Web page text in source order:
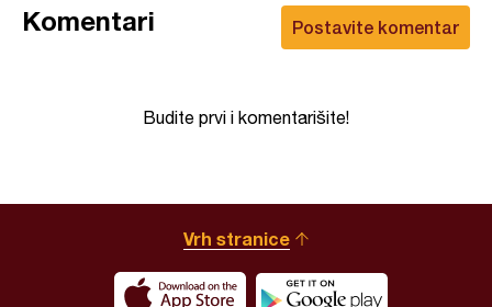
Postavite komentar
Komentari
Budite prvi i komentarišite!
Vrh stranice